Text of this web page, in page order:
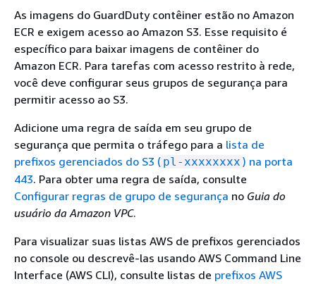
As imagens do GuardDuty contêiner estão no Amazon
ECR e exigem acesso ao Amazon S3. Esse requisito é
específico para baixar imagens de contêiner do
Amazon ECR. Para tarefas com acesso restrito à rede,
você deve configurar seus grupos de segurança para
permitir acesso ao S3.
Adicione uma regra de saída em seu grupo de
segurança que permita o tráfego para a lista de
prefixos gerenciados do S3 ( pl-xxxxxxxx ) na porta
443. Para obter uma regra de saída, consulte
Configurar regras de grupo de segurança no Guia do
usuário da Amazon VPC.
Para visualizar suas listas AWS de prefixos gerenciados
no console ou descrevê-las usando AWS Command Line
Interface (AWS CLI), consulte listas de prefixos AWS